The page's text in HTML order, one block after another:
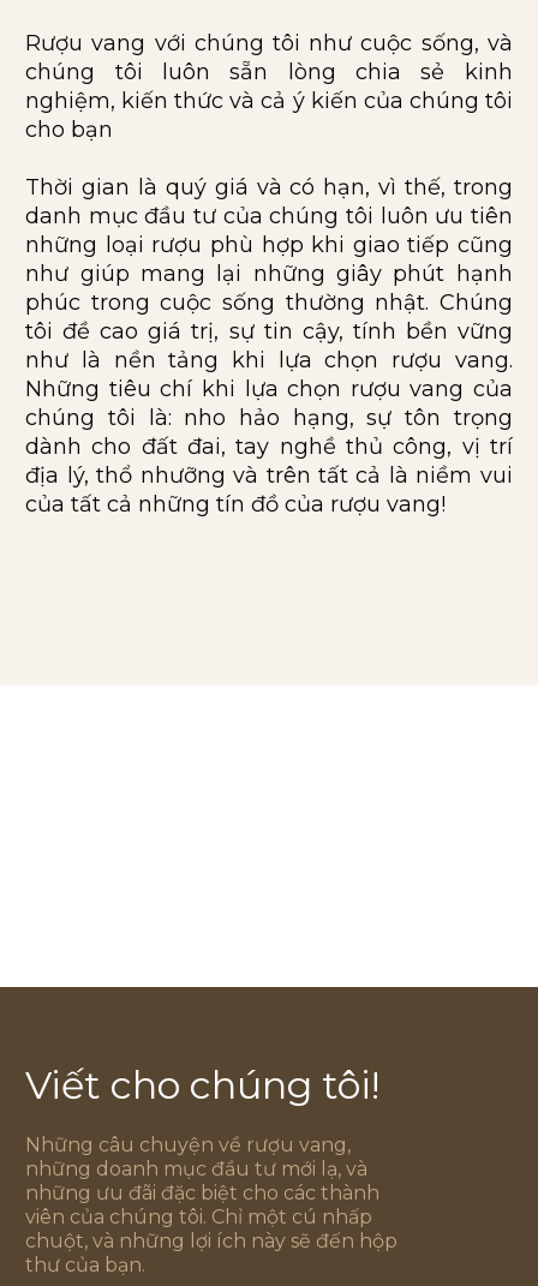
Rượu vang với chúng tôi như cuộc sống, và
chúng tôi luôn sẵn lòng chia sẻ kinh
nghiệm, kiến thức và cả ý kiến của chúng tôi
cho bạn
Thời gian là quý giá và có hạn, vì thế, trong
danh mục đầu tư của chúng tôi luôn ưu tiên
những loại rượu phù hợp khi giao tiếp cũng
như giúp mang lại những giây phút hạnh
phúc trong cuộc sống thường nhật. Chúng
tôi đề cao giá trị, sự tin cậy, tính bền vững
như là nền tảng khi lựa chọn rượu vang.
Những tiêu chí khi lựa chọn rượu vang của
chúng tôi là: nho hảo hạng, sự tôn trọng
dành cho đất đai, tay nghề thủ công, vị trí
địa lý, thổ nhưỡng và trên tất cả là niềm vui
của tất cả những tín đồ của rượu vang!
Viết cho chúng tôi!
Những câu chuyện về rượu vang,
những doanh mục đầu tư mới lạ, và
những ưu đãi đặc biệt cho các thành
viên của chúng tôi. Chỉ một cú nhấp
chuột, và những lợi ích này sẽ đến hộp
thư của bạn.